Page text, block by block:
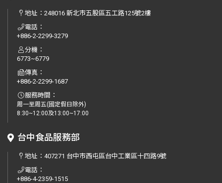
地址：248016 新北市五股區五工路125號2樓
電話：
+886-2-2299-3279
分機：
6773~6779
傳真：
+886-2-2299-1687
服務時間：
周一至周五(國定假日除外)
8:30~12:00及13:00~17:00
台中食品服務部
地址：407271 台中市西屯區台中工業區十四路9號
電話：
+886-4-2359-1515